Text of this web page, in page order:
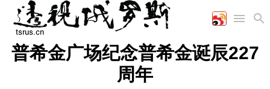
首页
空军
财经
文艺
图片新闻
普希金广场纪念普希金诞辰227
周年